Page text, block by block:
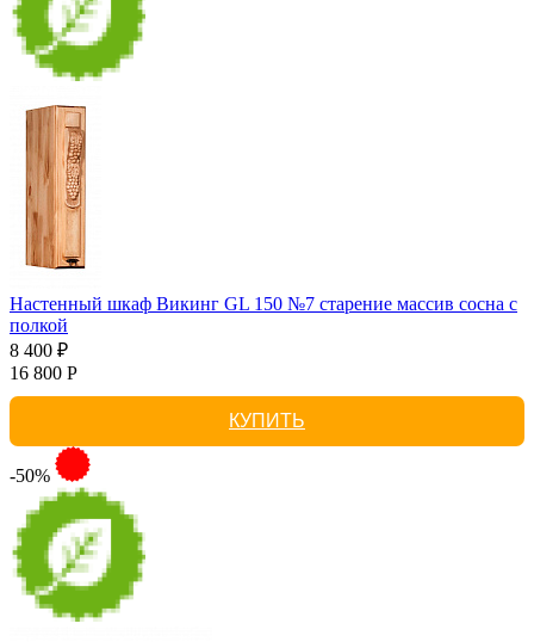
Настенный шкаф Викинг GL 150 №7 старение массив сосна с
полкой
8 400 ₽
16 800 Р
КУПИТЬ
-50%